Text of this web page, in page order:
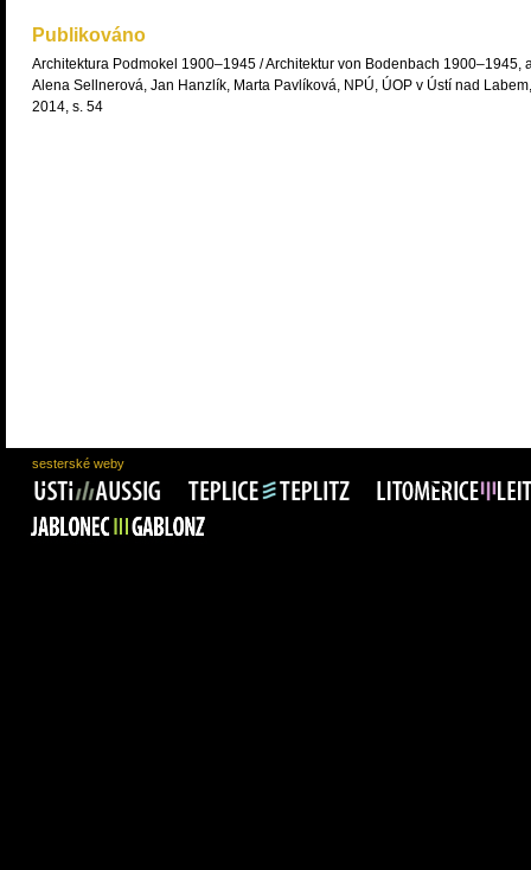
Publikováno
Architektura Podmokel 1900–1945 / Architektur von Bodenbach 1900–1945,
Alena Sellnerová, Jan Hanzlík, Marta Pavlíková, NPÚ, ÚOP v Ústí nad Labem,
2014, s. 54
sesterské weby